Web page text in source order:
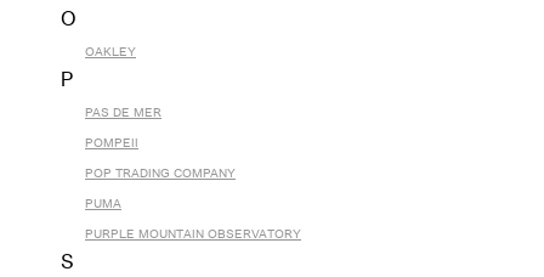
O
OAKLEY
P
PAS DE MER
POMPEII
POP TRADING COMPANY
PUMA
PURPLE MOUNTAIN OBSERVATORY
S